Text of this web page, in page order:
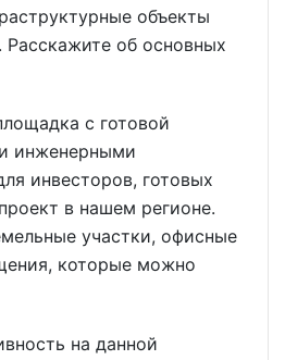
объекты
об основных
с готовой
инженерными
инвесторов, готовых
в нашем регионе.
участки, офисные
которые можно
на данной